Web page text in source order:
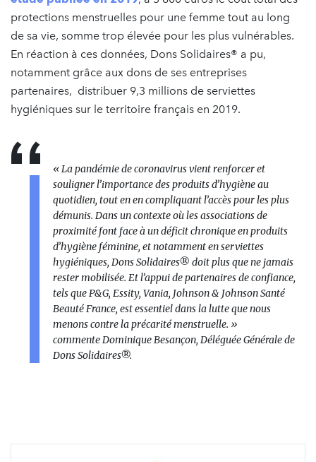
protections menstruelles pour une femme tout au long
de sa vie, somme trop élevée pour les plus vulnérables.
En réaction à ces données, Dons Solidaires® a pu,
notamment grâce aux dons de ses entreprises
partenaires, distribuer 9,3 millions de serviettes
hygiéniques sur le territoire français en 2019.
«La pandémie de coronavirus vient renforcer et
souligner l’importance des produits d’hygiène au
quotidien, tout en en compliquant l’accès pour les plus
démunis. Dans un contexte où les associations de
proximité font face à un déficit chronique en produits
d’hygiène féminine, et notamment en serviettes
hygiéniques, Dons Solidaires® doit plus que ne jamais
rester mobilisée. Et l’appui de partenaires de confiance,
tels que P&G, Essity, Vania, Johnson & Johnson Santé
Beauté France, est essentiel dans la lutte que nous
menons contre la précarité menstruelle. »
commente Dominique Besançon, Déléguée Générale de
Dons Solidaires®.